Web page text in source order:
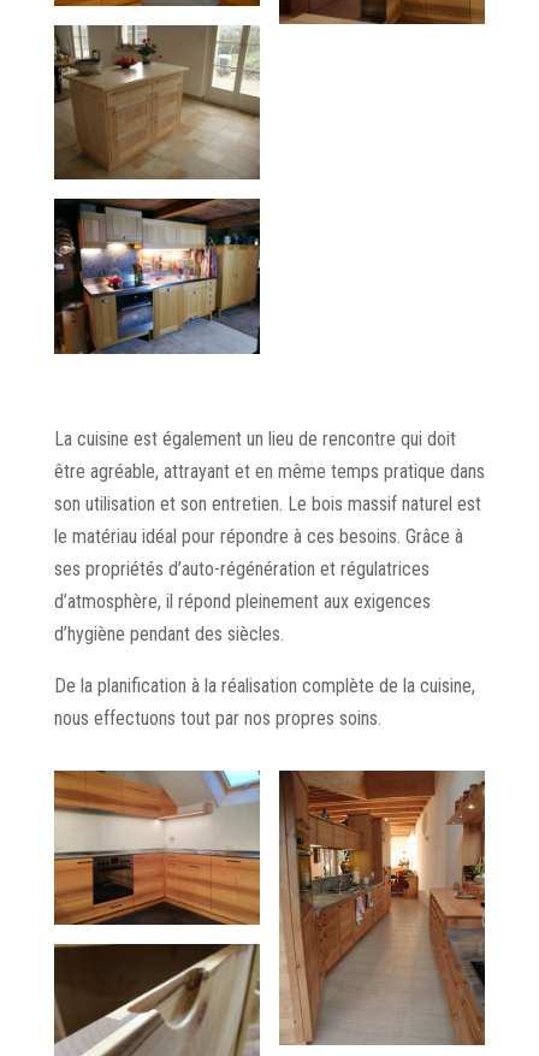
La cuisine est également un lieu de rencontre qui doit
être agréable, attrayant et en même temps pratique dans
son utilisation et son entretien. Le bois massif naturel est
le matériau idéal pour répondre à ces besoins. Grâce à
ses propriétés d’auto-régénération et régulatrices
d’atmosphère, il répond pleinement aux exigences
d’hygiène pendant des siècles.
De la planification à la réalisation complète de la cuisine,
nous effectuons tout par nos propres soins.